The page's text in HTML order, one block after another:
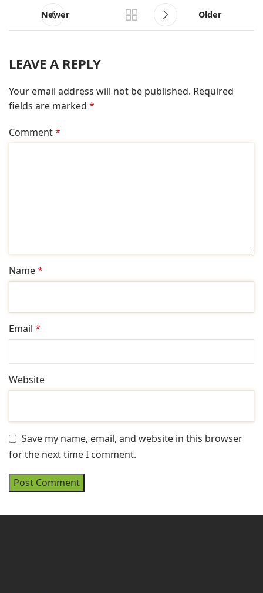
Newer Older
LEAVE A REPLY
Your email address will not be published. Required
fields are marked *
Comment*
Name*
Email *
Website
Save my name, email, and website in this browser
for the next time I comment.